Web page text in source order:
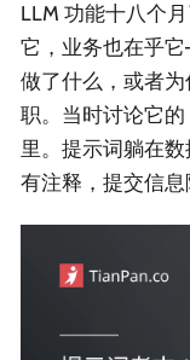
LLM 功能十八个
它，业务也在乎
做了什么，或者
职。当时讨论它
里。提示词躺在
有注释，提交信息